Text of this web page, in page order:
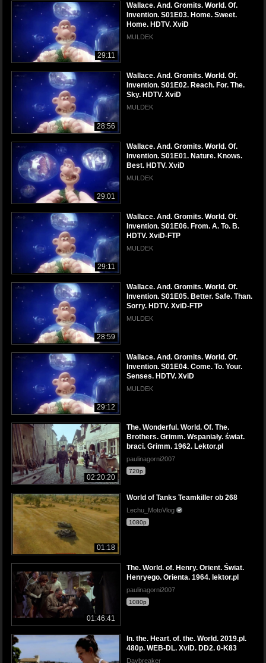
29:11
Wallace. And. Gromits. World. Of.
Invention. S01E03. Home. Sweet.
Home. HDTV. XviD
MULDEK
28:56
Wallace. And. Gromits. World. Of.
Invention. S01E02. Reach. For. The.
Sky. HDTV. XviD
MULDEK
29:01
Wallace. And. Gromits. World. Of.
Invention. S01E01. Nature. Knows.
Best. HDTV. XviD
MULDEK
29:11
Wallace. And. Gromits. World. Of.
Invention. S01E06. From. A. To. B.
HDTV. XviD-FTP
MULDEK
28:59
Wallace. And. Gromits. World. Of.
Invention. S01E05. Better. Safe. Than.
Sorry. HDTV. XviD-FTP
MULDEK
29:12
Wallace. And. Gromits. World. Of.
Invention. S01E04. Come. To. Your.
Senses. HDTV. XviD
MULDEK
02:20:20
The. Wonderful. World. Of. The.
Brothers. Grimm. Wspaniały. świat.
braci. Grimm. 1962. Lektor.pl
paulinagorni2007
720p
01:18
World of Tanks Teamkiller ob 268
Lechu_MotoVlog
1080p
01:46:41
The. World. of. Henry. Orient. Świat.
Henryego. Orienta. 1964. lektor.pl
paulinagorni2007
1080p
In. the. Heart. of. the. World. 2019.pl.
480p. WEB-DL. XviD. DD2. 0-K83
Daybreaker